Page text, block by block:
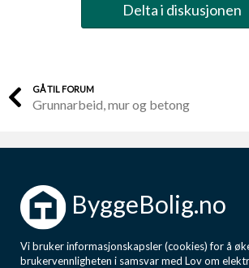
Delta i diskusjonen
GÅ TIL FORUM
Grunnarbeid, mur og betong
ByggeBolig.no
Vi bruker informasjonskapsler (cookies) for å
brukervennligheten i samsvar med Lov om